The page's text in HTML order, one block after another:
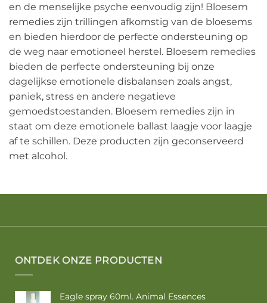
en de menselijke psyche eenvoudig zijn! Bloesem
remedies zijn trillingen afkomstig van de bloesems
en bieden hierdoor de perfecte ondersteuning op
de weg naar emotioneel herstel. Bloesem remedies
bieden de perfecte ondersteuning bij onze
dagelijkse emotionele disbalansen zoals angst,
paniek, stress en andere negatieve
gemoedstoestanden. Bloesem remedies zijn in
staat om deze emotionele ballast laagje voor laagje
af te schillen. Deze producten zijn geconserveerd
met alcohol.
ONTDEK ONZE PRODUCTEN
Eagle spray 60ml. Animal Essences